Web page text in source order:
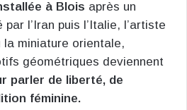
à Blois après un
par l’Iran puis l’Italie, l’artiste
miniature orientale,
géométriques deviennent
parler de liberté, de
féminine.